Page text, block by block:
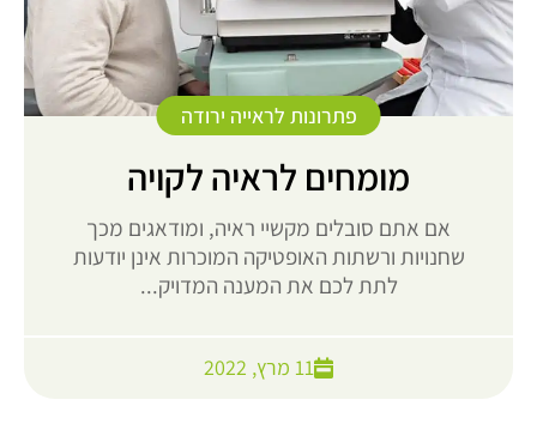
פתרונות לראייה ירודה
מומחים לראיה לקויה
אם אתם סובלים מקשיי ראיה, ומודאגים מכך
שחנויות ורשתות האופטיקה המוכרות אינן יודעות
לתת לכם את המענה המדויק...
11 מרץ, 2022